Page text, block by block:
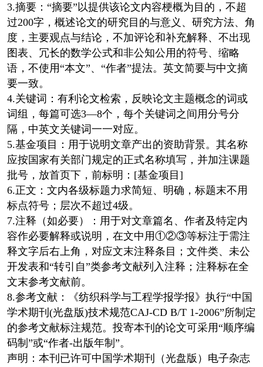
3.摘要：“摘要”以提供该论文内容梗概为目的，不超
过200字，概述论文的研究目的与意义、研究方法、角
度，主要观点与结论，不加评论和补充解释、不出现
图表、冗长的数学公式和非公知公用的符号、缩略
语，不使用“本文”、“作者”提法。英文简要与中文摘
要一致。
4.关键词：有利论文检索，反映论文主题概念的词或
词组，每篇可选3—8个，每个关键词之间用分号分
隔，中英文关键词一一对应。
5.基金项目：用于说明文章产出的资助背景。其名称
应按国家有关部门规定的正式名称填写，并加注课题
批号，放首页下，前标明：[基金项目]
6.正文：文内各级标题力求简短、明确，标题末不用
标点符号；层次不超过4级。
7.注释（如必要）：用于对文章篇名、作者及特定内
容作必要解释或说明，在文中用①②③等标注于需注
释文字后右上角，对应文末注释条目；文件类、未公
开发表和“转引自”类参考文献列入注释；注释标在全
文末参考文献前。
8.参考文献：《纺织科学与工程学报学报》执行“中国
学术期刊(光盘版)技术规范CAJ-CD B/T 1-2006”所制定
的参考文献标注规范。投寄本刊的论文可采用“顺序编
码制”或“作者-出版年制”。
声明：本刊已许可中国学术期刊（光盘版）电子杂志